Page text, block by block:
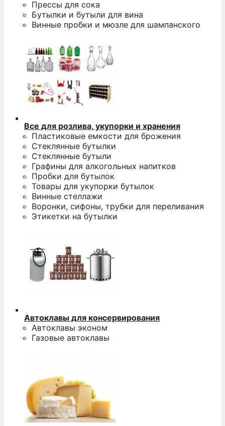
Прессы для сока
Бутылки и бутыли для вина
Винные пробки и мюзле для шампанского
Все для розлива, укупорки и хранения
Пластиковые емкости для брожения
Стеклянные бутылки
Стеклянные бутыли
Графины для алкогольных напитков
Пробки для бутылок
Товары для укупорки бутылок
Винные стеллажи
Воронки, сифоны, трубки для переливания
Этикетки на бутылки
Автоклавы для консервирования
Автоклавы эконом
Газовые автоклавы